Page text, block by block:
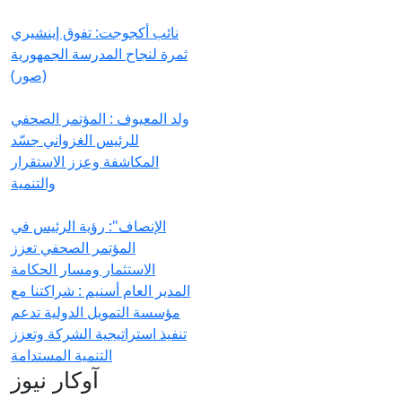
نائب أكجوجت: تفوق إينشيري
ثمرة لنجاح المدرسة الجمهورية
(صور)
ولد المعيوف : المؤتمر الصحفي
للرئيس الغزواني جسّد
المكاشفة وعزز الاستقرار
والتنمية
الإنصاف": رؤية الرئيس في
المؤتمر الصحفي تعزز
الاستثمار ومسار الحكامة
المدير العام أسنيم : شراكتنا مع
مؤسسة التمويل الدولية تدعم
تنفيذ استراتيجية الشركة وتعزز
التنمية المستدامة
آوكار نيوز